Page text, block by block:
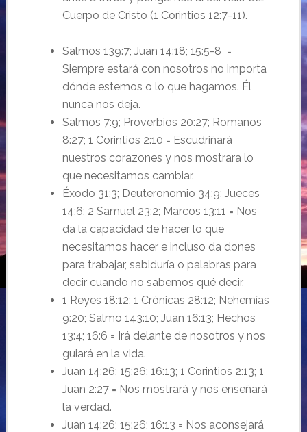
Cuerpo de Cristo (1 Corintios 12:7-11).
Salmos 139:7; Juan 14:18; 15:5-8 =
Siempre estará con nosotros no importa
dónde estemos o lo que hagamos. Él
nunca nos deja.
Salmos 7:9; Proverbios 20:27; Romanos
8:27; 1 Corintios 2:10 = Escudriñará
nuestros corazones y nos mostrara lo
que necesitamos cambiar.
Éxodo 31:3; Deuteronomio 34:9; Jueces
14:6; 2 Samuel 23:2; Marcos 13:11 = Nos
da la capacidad de hacer lo que
necesitamos hacer e incluso da dones
para trabajar, sabiduría o palabras para
decir cuando no sabemos qué decir.
1 Reyes 18:12; 1 Crónicas 28:12; Nehemías
9:20; Salmo 143:10; Juan 16:13; Hechos
13:4; 16:6 = Irá delante de nosotros y nos
guiará en la vida.
Juan 14:26; 15:26; 16:13; 1 Corintios 2:13; 1
Juan 2:27 = Nos mostrará y nos enseñará
la verdad.
Juan 14:26; 15:26; 16:13 = Nos aconsejará